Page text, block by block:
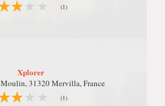
(1)
Xplorer
31320 Mervilla, France
(1)